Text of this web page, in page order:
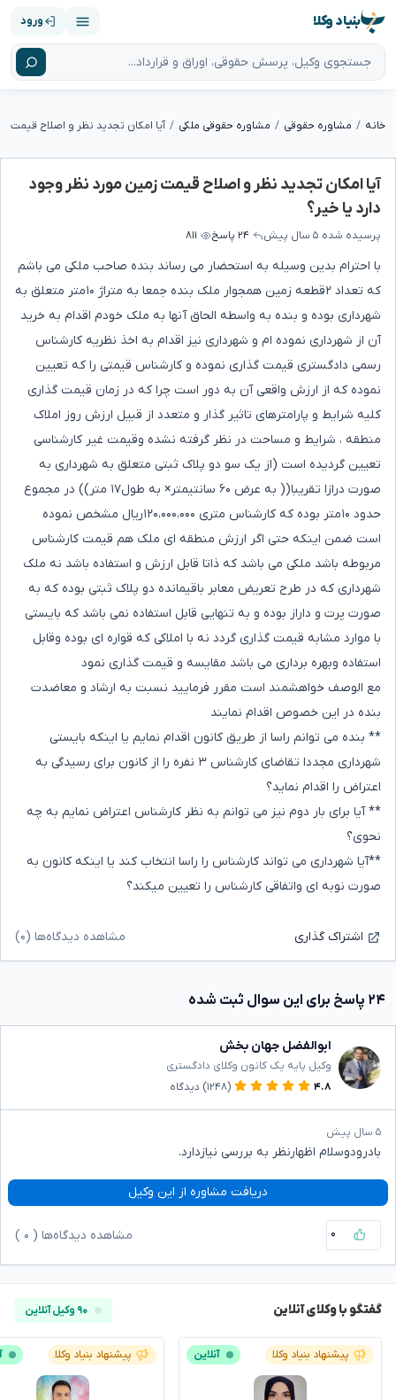
بنیاد وکلا ورود
خانه مشاوره حقوقی مشاوره حقوقی ملکی
آیا امکان تجدید نظر و اصلاح قیمت زمین مورد نظر وجود
دارد یا خیر؟
پرسیده شده ۵ سال پیش ۲۴ پاسخ ۸۱۱
با احترام بدین وسیله به استحضار می رساند بنده صاحب ملکی می باشم
که تعداد ۲قطعه زمین همجوار ملک بنده جمعا به متراژ ۱۰متر متعلق به
شهرداری بوده و بنده به واسطه الحاق آنها به ملک خودم اقدام به خرید
آن از شهرداری نموده ام و شهرداری نیز اقدام به اخذ نظریه کارشناس
رسمی دادگستری قیمت گذاری نموده و کارشناس قیمتی را که تعیین
نموده که از ارزش واقعی آن به دور است چرا که در زمان قیمت گذاری
کلیه شرایط و پارامترهای تاثیر گذار و متعدد از قبیل ارزش روز املاک
منطقه ، شرایط و مساحت در نظر گرفته نشده وقیمت غیر کارشناسی
تعیین گردیده است (از یک سو دو پلاک ثبتی متعلق به شهرداری به
صورت درازا تقریبا(( به عرض ۶۰ سانتیمتر× به طول۱۷ متر)) در مجموع
حدود ۱۰متر بوده که کارشناس متری ۱۲۰،۰۰۰،۰۰۰ریال مشخص نموده
است ضمن اینکه حتی اگر ارزش منطقه ای ملک هم قیمت کارشناس
مربوطه باشد ملکی می باشد که ذاتا قابل ارزش و استفاده باشد نه ملک
شهرداری که در طرح تعریض معابر باقیمانده دو پلاک ثبتی بوده که به
صورت پرت و داراز بوده و به تنهایی قابل استفاده نمی باشد که بایستی
با موارد مشابه قیمت گذاری گردد نه با املاکی که قواره ای بوده وقابل
استفاده وبهره برداری می باشد مقایسه و قیمت گذاری نمود
مع الوصف خواهشمند است مقرر فرمایید نسبت به ارشاد و معاضدت
بنده در این خصوص اقدام نمایند
** بنده می توانم راسا از طریق کانون اقدام نمایم یا اینکه بایستی
شهرداری مجددا تقاضای کارشناس ۳ نفره را از کانون برای رسیدگی به
اعتراض را اقدام نماید؟
** آیا برای بار دوم نیز می توانم به نظر کارشناس اعتراض نمایم به چه
نحوی؟
**آیا شهرداری می تواند کارشناس را راسا انتخاب کند یا اینکه کانون به
صورت نوبه ای واتفاقی کارشناس را تعیین میکند؟
اشتراک گذاری مشاهده دیدگاه‌ها (۰)
۲۴ پاسخ برای این سوال ثبت شده
ابوالفضل جهان بخش
وکیل پایه یک کانون وکلای دادگستری
۴.۸
(۱۲۴۸) دیدگاه
۵ سال پیش
بادرودوسلام اظهارنظر به بررسی نیازدارد.
دریافت مشاوره از این وکیل
۰ مشاهده دیدگاه‌ها ( ۰
گفتگو با وکلای آنلاین ۹۰ وکیل آنلاین
پیشنهاد بنیاد وکلا آنلاین پیشنهاد بنیاد وکلا